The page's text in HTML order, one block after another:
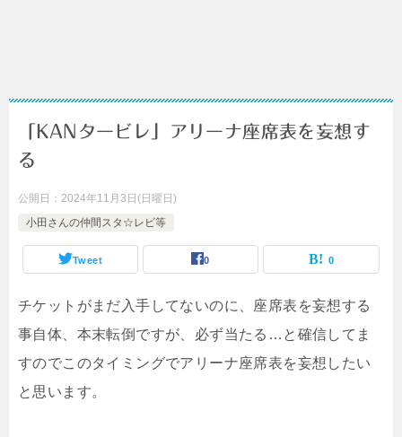
「KANタービレ」アリーナ座席表を妄想す
る
公開日： 2024年11月3日(日曜日)
小田さんの仲間スタ☆レビ等
Tweet 0 0
チケットがまだ入手してないのに、座席表を妄想する
事自体、本末転倒ですが、必ず当たる…と確信してま
すのでこのタイミングでアリーナ座席表を妄想したい
と思います。